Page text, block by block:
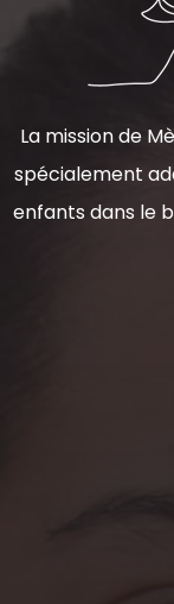
La mission de
spécialement
enfants dans le